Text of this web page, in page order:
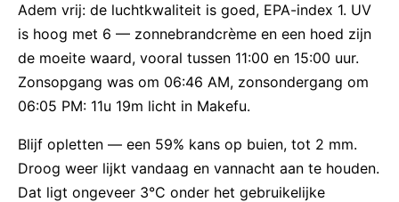
Adem vrij: de luchtkwaliteit is goed, EPA-index 1. UV
is hoog met 6 — zonnebrandcrème en een hoed zijn
de moeite waard, vooral tussen 11:00 en 15:00 uur.
Zonsopgang was om 06:46 AM, zonsondergang om
06:05 PM: 11u 19m licht in Makefu.
Blijf opletten — een 59% kans op buien, tot 2 mm.
Droog weer lijkt vandaag en vannacht aan te houden.
Dat ligt ongeveer 3°C onder het gebruikelijke